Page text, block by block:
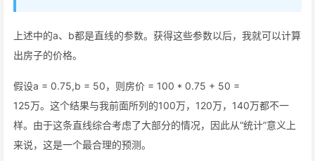
上述中的a、b都是直线的参数。获得这些参数以后，我就可以计算
出房子的价格。
假设a = 0.75,b = 50，则房价 = 100 * 0.75 + 50 =
125万。这个结果与我前面所列的100万，120万，140万都不一
样。由于这条直线综合考虑了大部分的情况，因此从“统计”意义上
来说，这是一个最合理的预测。